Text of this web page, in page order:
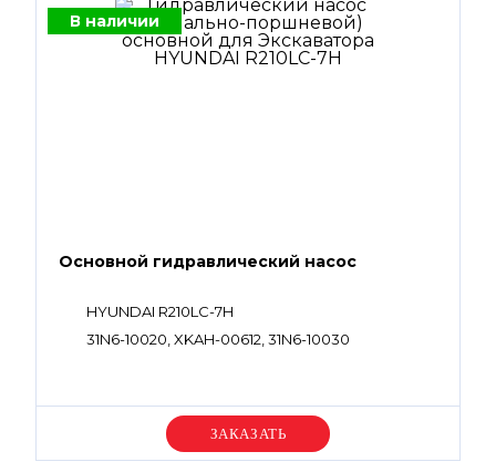
В наличии
Основной гидравлический насос
HYUNDAI R210LC-7H
31N6-10020, XKAH-00612, 31N6-10030
Уточняйте цену